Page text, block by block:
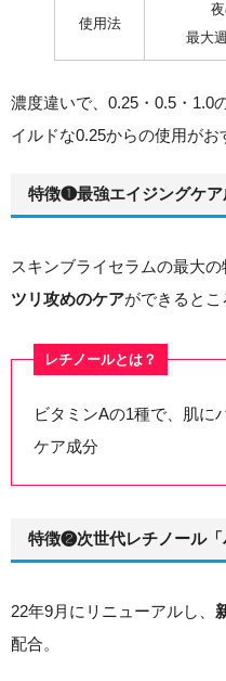
使用法
最大
濃度違いで、0.25・0.5・1.0
イルドな0.25からの使用がお
特徴❶最強エイジングケ
スキンブライセラムの最大の
ツリ攻めのケアができるとこ
レチノールとは？
ビタミンAの1種で、肌に
ケア成分
特徴❷次世代レチノール
22年9月にリニューアルし、
配合。